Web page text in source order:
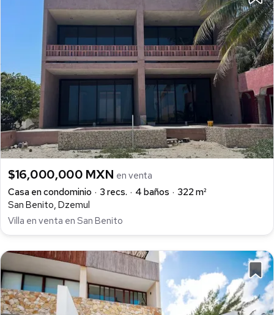
$16,000,000 MXN en venta
Casa en condominio
3 recs. 4 baños
322 m²
San Benito, Dzemul
Villa en venta en San Benito